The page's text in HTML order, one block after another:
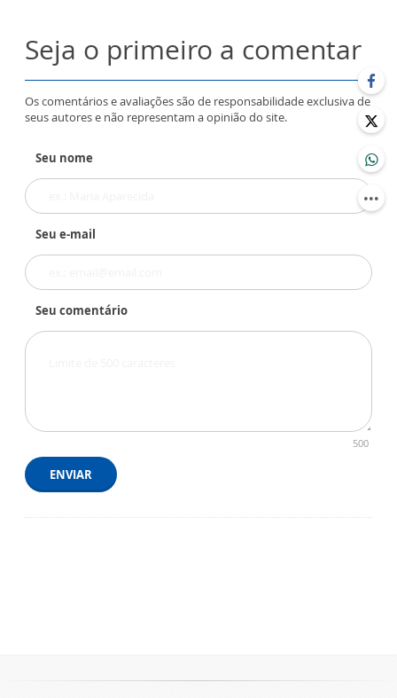
Seja o primeiro a comentar
Os comentários e avaliações são de responsabilidade exclusiva de
seus autores e não representam a opinião do site.
Seu nome
Seu e-mail
Seu comentário
500
ENVIAR